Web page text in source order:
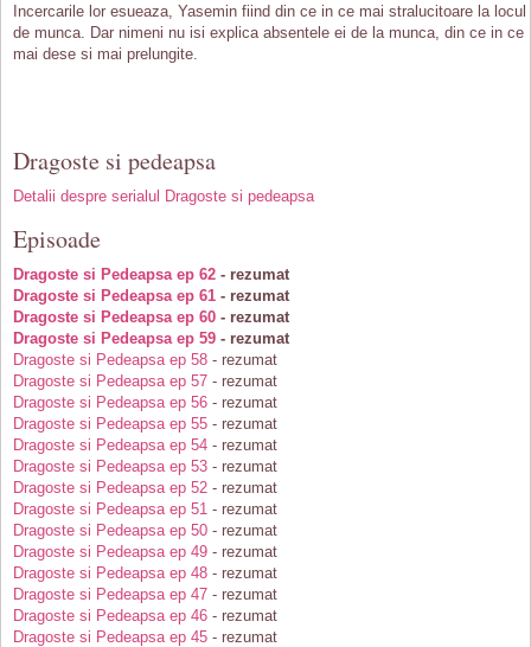
Incercarile lor esueaza, Yasemin fiind din ce in ce mai stralucitoare la locul
de munca. Dar nimeni nu isi explica absentele ei de la munca, din ce in ce
mai dese si mai prelungite.
Dragoste si pedeapsa
Detalii despre serialul Dragoste si pedeapsa
Episoade
Dragoste si Pedeapsa ep 62 - rezumat
Dragoste si Pedeapsa ep 61 - rezumat
Dragoste si Pedeapsa ep 60 - rezumat
Dragoste si Pedeapsa ep 59 - rezumat
Dragoste si Pedeapsa ep 58 - rezumat
Dragoste si Pedeapsa ep 57 - rezumat
Dragoste si Pedeapsa ep 56 - rezumat
Dragoste si Pedeapsa ep 55 - rezumat
Dragoste si Pedeapsa ep 54 - rezumat
Dragoste si Pedeapsa ep 53 - rezumat
Dragoste si Pedeapsa ep 52 - rezumat
Dragoste si Pedeapsa ep 51 - rezumat
Dragoste si Pedeapsa ep 50 - rezumat
Dragoste si Pedeapsa ep 49 - rezumat
Dragoste si Pedeapsa ep 48 - rezumat
Dragoste si Pedeapsa ep 47 - rezumat
Dragoste si Pedeapsa ep 46 - rezumat
Dragoste si Pedeapsa ep 45 - rezumat